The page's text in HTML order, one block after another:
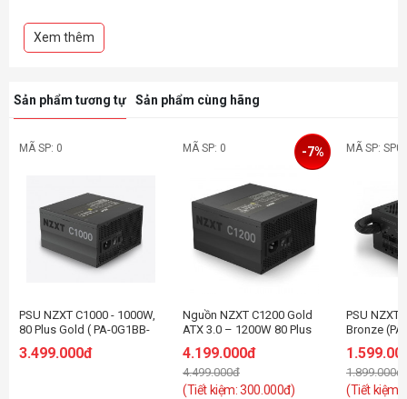
quạt: 0-2300 ± 10% RPM/ Độ ồn: 44.5 dBA
Chuẩn kết nối đầu ra: 1 x 24-pin cấp nguồn ATX (Độ dài: 610 mm)/2 x
Xem thêm
Sản phẩm tương tự Sản phẩm cùng hãng
MÃ SP: 0
PSU NZXT C1000 - 1000W,
80 Plus Gold ( PA-0G1BB-
3.499.000đ
MÃ SP: 0
Nguồn NZXT C1200 Gold
ATX 3.0 – 1200W 80 Plus
4.199.000đ
4.499.000đ
(Tiết kiệm: 300.000đ)
-7% MÃ SP:
PSU NZXT
Bronze
1.899.000đ
(Tiết kiệm: